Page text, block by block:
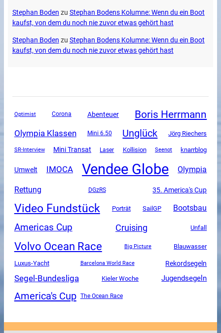
Stephan Boden zu Stephan Bodens Kolumne: Wenn du ein Boot
kaufst, von dem du noch nie zuvor etwas gehört hast
Stephan Boden zu Stephan Bodens Kolumne: Wenn du ein Boot
kaufst, von dem du noch nie zuvor etwas gehört hast
Optimist Corona Abenteuer Boris Herrmann
Olympia Klassen Mini 6.50 Unglück Jörg Riechers
SR-Interview Mini Transat Laser Kollision Seenot knarrblog
Umwelt IMOCA Vendee Globe Olympia
Rettung DGzRS 35. America's Cup
Video Fundstück Porträt SailGP Bootsbau
Americas Cup Cruising Unfall
Volvo Ocean Race Big Picture Blauwasser
Luxus-Yacht Barcelona World Race Rekordsegeln
Segel-Bundesliga Kieler Woche Jugendsegeln
America's Cup The Ocean Race